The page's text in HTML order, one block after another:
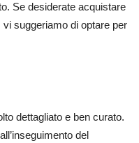
Se desiderate acquistare
suggeriamo di optare per
dettagliato e ben curato.
del